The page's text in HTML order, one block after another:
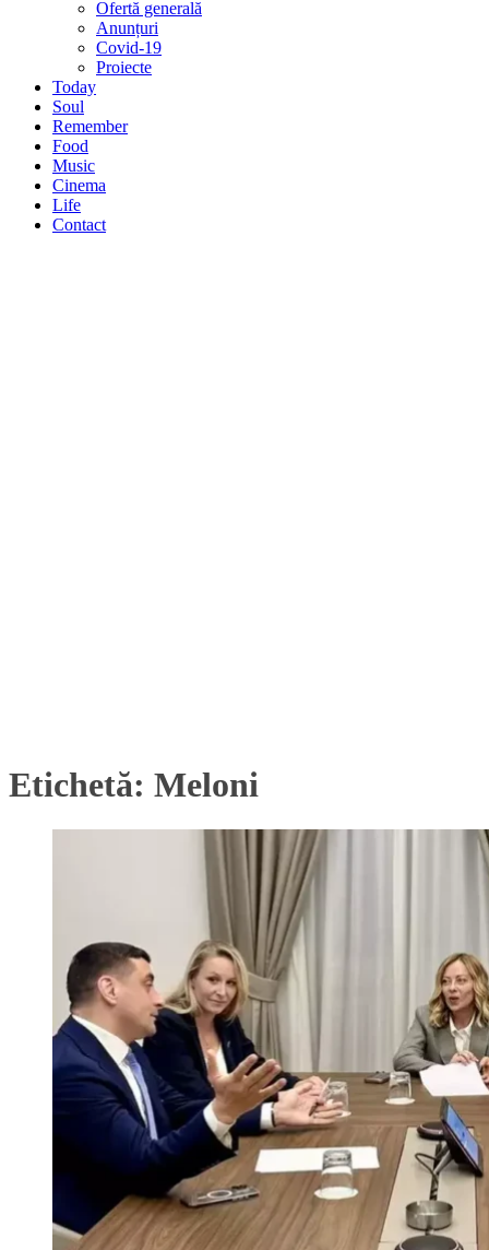
Ofertă generală
Anunțuri
Covid-19
Proiecte
Today
Soul
Remember
Food
Music
Cinema
Life
Contact
Etichetă: Meloni